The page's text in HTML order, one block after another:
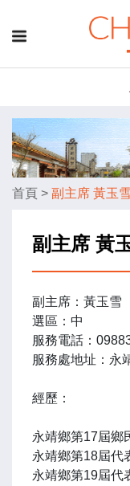
首頁 > 副主席 黃玉雪
副主席 黃
副主席：黃玉雪
選區：中
服務電話：
服務處地址：永
經歷：
永靖鄉第17屆鄉
永靖鄉第18屆代
永靖鄉第19屆代